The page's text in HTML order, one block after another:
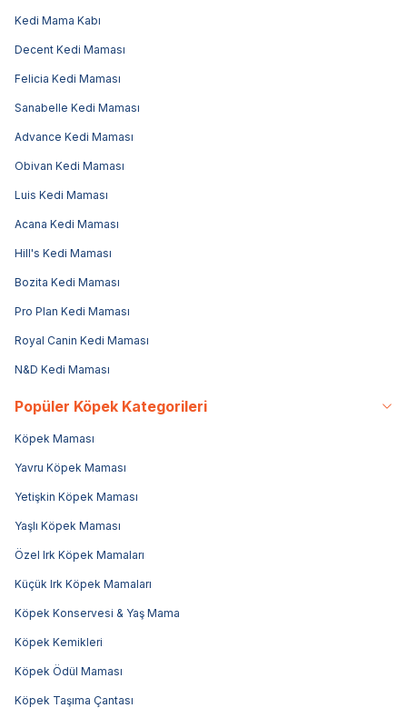
Kedi Mama Kabı
Decent Kedi Maması
Felicia Kedi Maması
Sanabelle Kedi Maması
Advance Kedi Maması
Obivan Kedi Maması
Luis Kedi Maması
Acana Kedi Maması
Hill's Kedi Maması
Bozita Kedi Maması
Pro Plan Kedi Maması
Royal Canin Kedi Maması
N&D Kedi Maması
Popüler Köpek Kategorileri
Köpek Maması
Yavru Köpek Maması
Yetişkin Köpek Maması
Yaşlı Köpek Maması
Özel Irk Köpek Mamaları
Küçük Irk Köpek Mamaları
Köpek Konservesi & Yaş Mama
Köpek Kemikleri
Köpek Ödül Maması
Köpek Taşıma Çantası